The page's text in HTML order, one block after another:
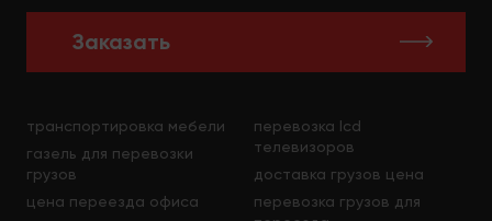
Заказать
транспортировка мебели
газель для перевозки
грузов
цена переезда офиса
перевозка lcd
телевизоров
доставка грузов цена
перевозка грузов для